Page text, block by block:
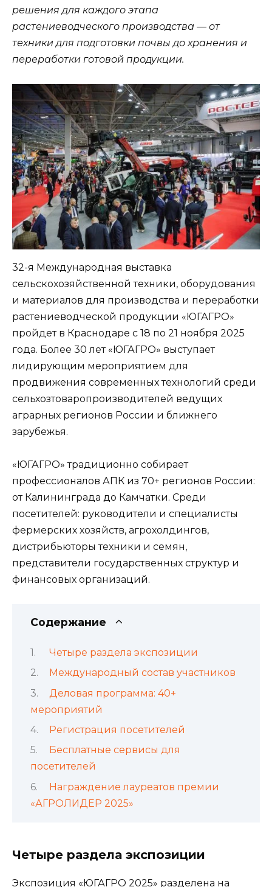
решения для каждого этапа
растениеводческого производства — от
техники для подготовки почвы до хранения и
переработки готовой продукции.
32-я Международная выставка
сельскохозяйственной техники, оборудования
и материалов для производства и переработки
растениеводческой продукции «ЮГАГРО»
пройдет в Краснодаре с 18 по 21 ноября 2025
года. Более 30 лет «ЮГАГРО» выступает
лидирующим мероприятием для
продвижения современных технологий среди
сельхозтоваропроизводителей ведущих
аграрных регионов России и ближнего
зарубежья.
«ЮГАГРО» традиционно собирает
профессионалов АПК из 70+ регионов России:
от Калининграда до Камчатки. Среди
посетителей: руководители и специалисты
фермерских хозяйств, агрохолдингов,
дистрибьюторы техники и семян,
представители государственных структур и
финансовых организаций.
Содержание
Четыре раздела экспозиции
Международный состав участников
Деловая программа: 40+
мероприятий
Регистрация посетителей
Бесплатные сервисы для
посетителей
Награждение лауреатов премии
«АГРОЛИДЕР 2025»
Четыре раздела экспозиции
Экспозиция «ЮГАГРО 2025» разделена на